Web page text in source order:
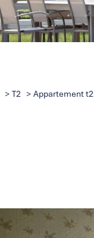
T2 Appartement t2